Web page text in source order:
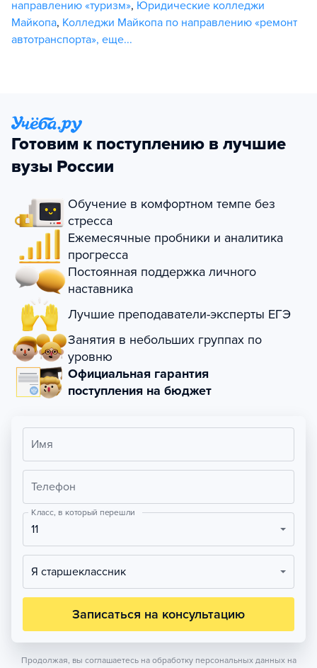
направлению «туризм», Юридические колледжи
Майкопа, Колледжи Майкопа по направлению «ремонт
автотранспорта», еще...
Готовим к поступлению в лучшие
вузы России
Обучение в комфортном темпе без
стресса
Ежемесячные пробники и аналитика
прогресса
Постоянная поддержка личного
наставника
Лучшие преподаватели-эксперты ЕГЭ
Занятия в небольших группах по
уровню
Официальная гарантия
поступления на бюджет
Имя
Телефон
Класс, в который перешли
11
Я старшеклассник
Записаться на консультацию
Продолжая, вы соглашаетесь на обработку персональных данных на